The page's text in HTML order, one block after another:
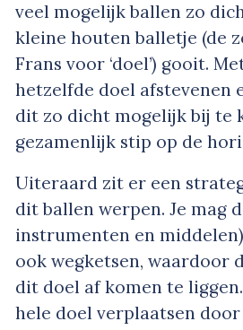
veel mogelijk ballen zo
kleine houten balletje (de
Frans voor ‘doel’) gooit.
hetzelfde doel afstevenen
dit zo dicht mogelijk bij te
gezamenlijk stip op de
Uiteraard zit er een
dit ballen werpen. Je mag
instrumenten en
ook wegketsen, waardoor
dit doel af komen te
hele doel verplaatsen